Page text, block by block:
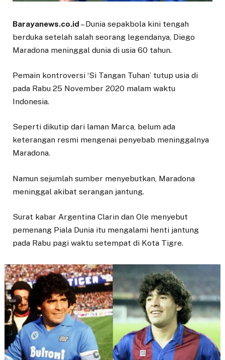
Barayanews.co.id – Dunia sepakbola kini tengah
berduka setelah salah seorang legendanya, Diego
Maradona meninggal dunia di usia 60 tahun.
Pemain kontroversi ‘Si Tangan Tuhan’ tutup usia di
pada Rabu 25 November 2020 malam waktu
Indonesia.
Seperti dikutip dari laman Marca, belum ada
keterangan resmi mengenai penyebab meninggalnya
Maradona.
Namun sejumlah sumber menyebutkan, Maradona
meninggal akibat serangan jantung.
Surat kabar Argentina Clarin dan Ole menyebut
pemenang Piala Dunia itu mengalami henti jantung
pada Rabu pagi waktu setempat di Kota Tigre.